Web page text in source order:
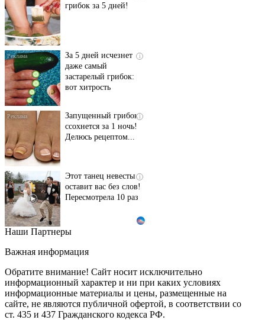
грибок за 5 дней!
i
За 5 дней исчезнет
даже самый
застарелый грибок:
вот хитрость
i
Запущенный грибок
ссохнется за 1 ночь!
Делюсь рецептом...
i
Этот танец невесты
оставит вас без слов!
Пересмотрела 10 раз
Ролик длится пару
шоке от увиденного
i
Ролик из Омска: вы
будете смеяться долго
Наши Партнеры
Важная информация
Обратите внимание! Сайт носит исключительно
информационный характер и ни при каких условиях
информационные материалы и цены, размещенные на
сайте, не являются публичной офертой, в соответствии со
ст. 435 и 437 Гражданского кодекса РФ.